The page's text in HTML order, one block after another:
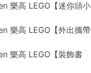
樂高 LEGO【迷你頭小
樂高 LEGO【外出攜帶
樂高 LEGO【裝飾書